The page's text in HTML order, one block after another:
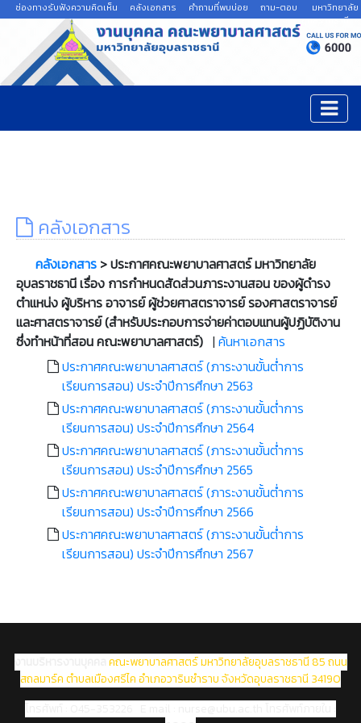
ช่องทางรับฟังความคิดเห็น คลังเอกสาร คำถามที่พบบ่อย ถาม-ตอบ
มหาวิทยาลัย
อุบลราชธานี
คลังเอกสาร
คลังเอกสาร > ประกาศคณะพยาบาลศาสตร์ มหาวิทยาลัย
อุบลราชธานี เรื่อง การกำหนดสัดส่วนภาระงานสอน ของผู้ดำรง
ตำแหน่ง ผู้บริหาร อาจารย์ ผู้ช่วยศาสตราจารย์ รองศาสตราจารย์
และศาสตราจารย์ (สำหรับประกอบการจ่ายค่าตอบแทนผู้ปฏิบัติงาน
ซึ่งทำหน้าที่สอน คณะพยาบาลศาสตร์) | ค้นหาเอกสาร
ประกาศคณะพยาบาลศาสตร์ (ภาระงานขั้นต่ำการ
เรียนการสอน) ประจำปีการศึกษา 2563
ประกาศคณะพยาบาลศาสตร์ (ภาระงานขั้นต่ำการ
เรียนการสอน) ประจำปีการศึกษา 2564
ประกาศคณะพยาบาลศาสตร์ (ภาระงานขั้นต่ำการ
เรียนการสอน) ประจำปีการศึกษา 2565
ประกาศคณะพยาบาลศาสตร์ (ภาระงานขั้นต่ำการ
เรียนการสอน) ประจำปีการศึกษา 2566
ประกาศคณะพยาบาลศาสตร์ (ภาระงานขั้นต่ำการ
เรียนการสอน) ประจำปีการศึกษา 2567
คณะพยาบาลศาสตร์ มหาวิทยาลัยอุบลราชธานี 85 ถนน
สถลมาร์ค ตำบลเมืองศรีไค อำเภอวารินชำราบ จังหวัดอุบลราชธานี 34190